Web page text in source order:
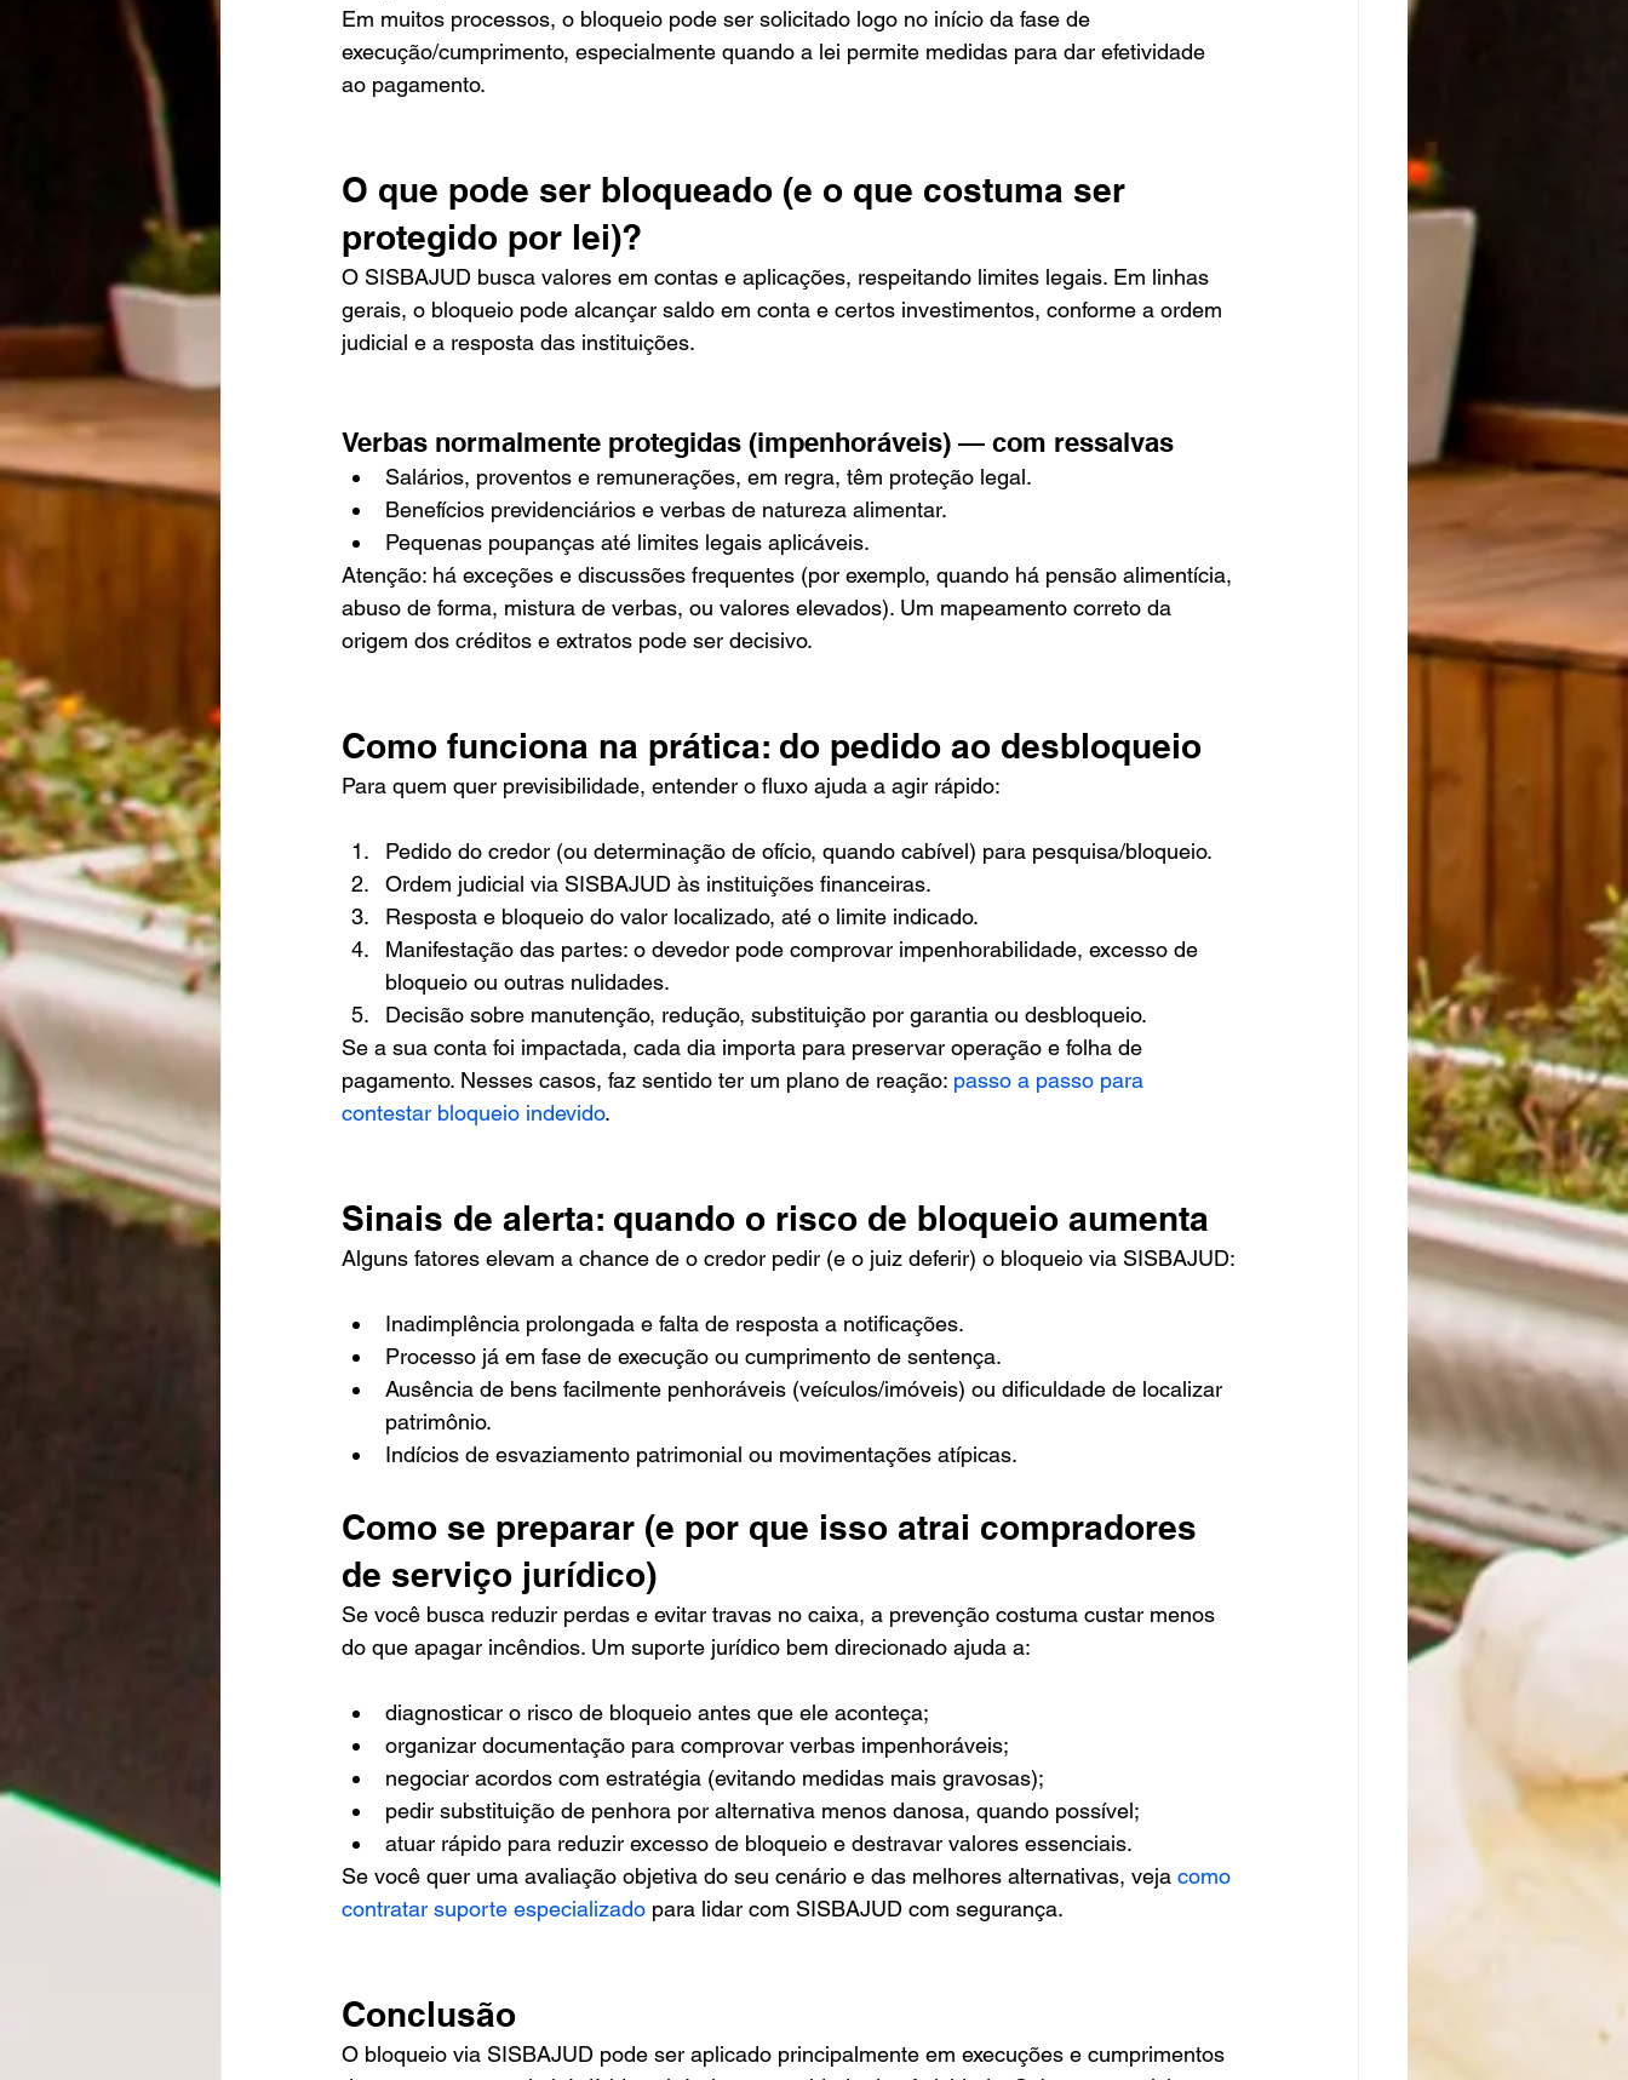
Em muitos processos, o bloqueio pode ser solicitado logo no início da fase de
execução/cumprimento, especialmente quando a lei permite medidas para dar efetividade
ao pagamento.
O que pode ser bloqueado (e o que costuma ser
protegido por lei)?
O SISBAJUD busca valores em contas e aplicações, respeitando limites legais. Em linhas
gerais, o bloqueio pode alcançar saldo em conta e certos investimentos, conforme a ordem
judicial e a resposta das instituições.
Verbas normalmente protegidas (impenhoráveis) — com ressalvas
Salários, proventos e remunerações, em regra, têm proteção legal.
Benefícios previdenciários e verbas de natureza alimentar.
Pequenas poupanças até limites legais aplicáveis.
Atenção: há exceções e discussões frequentes (por exemplo, quando há pensão alimentícia,
abuso de forma, mistura de verbas, ou valores elevados). Um mapeamento correto da
origem dos créditos e extratos pode ser decisivo.
Como funciona na prática: do pedido ao desbloqueio
Para quem quer previsibilidade, entender o fluxo ajuda a agir rápido:
Pedido do credor (ou determinação de ofício, quando cabível) para pesquisa/bloqueio.
Ordem judicial via SISBAJUD às instituições financeiras.
Resposta e bloqueio do valor localizado, até o limite indicado.
Manifestação das partes: o devedor pode comprovar impenhorabilidade, excesso de
bloqueio ou outras nulidades.
Decisão sobre manutenção, redução, substituição por garantia ou desbloqueio.
Se a sua conta foi impactada, cada dia importa para preservar operação e folha de
pagamento. Nesses casos, faz sentido ter um plano de reação: passo a passo para
contestar bloqueio indevido.
Sinais de alerta: quando o risco de bloqueio aumenta
Alguns fatores elevam a chance de o credor pedir (e o juiz deferir) o bloqueio via SISBAJUD:
Inadimplência prolongada e falta de resposta a notificações.
Processo já em fase de execução ou cumprimento de sentença.
Ausência de bens facilmente penhoráveis (veículos/imóveis) ou dificuldade de localizar
patrimônio.
Indícios de esvaziamento patrimonial ou movimentações atípicas.
Como se preparar (e por que isso atrai compradores
de serviço jurídico)
Se você busca reduzir perdas e evitar travas no caixa, a prevenção costuma custar menos
do que apagar incêndios. Um suporte jurídico bem direcionado ajuda a:
diagnosticar o risco de bloqueio antes que ele aconteça;
organizar documentação para comprovar verbas impenhoráveis;
negociar acordos com estratégia (evitando medidas mais gravosas);
pedir substituição de penhora por alternativa menos danosa, quando possível;
atuar rápido para reduzir excesso de bloqueio e destravar valores essenciais.
Se você quer uma avaliação objetiva do seu cenário e das melhores alternativas, veja como
contratar suporte especializado para lidar com SISBAJUD com segurança.
Conclusão
O bloqueio via SISBAJUD pode ser aplicado principalmente em execuções e cumprimentos